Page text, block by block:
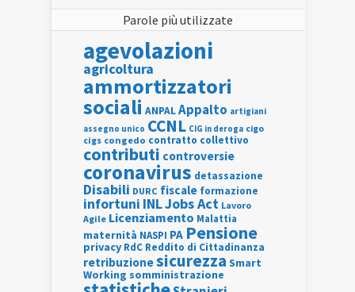
Parole più utilizzate
agevolazioni
agricoltura
ammortizzatori
sociali ANPALAppalto artigiani
assegno unico CCNL CIG in deroga cigo
cigs congedo contratto collettivo
contributi controversie
coronavirus detassazione
Disabili DURC fiscale formazione
infortuni INLJobs Act Lavoro
Agile Licenziamento Malattia
maternità NASPI PA Pensione
privacy RdC Reddito di Cittadinanza
retribuzionesicurezza Smart
Working somministrazione